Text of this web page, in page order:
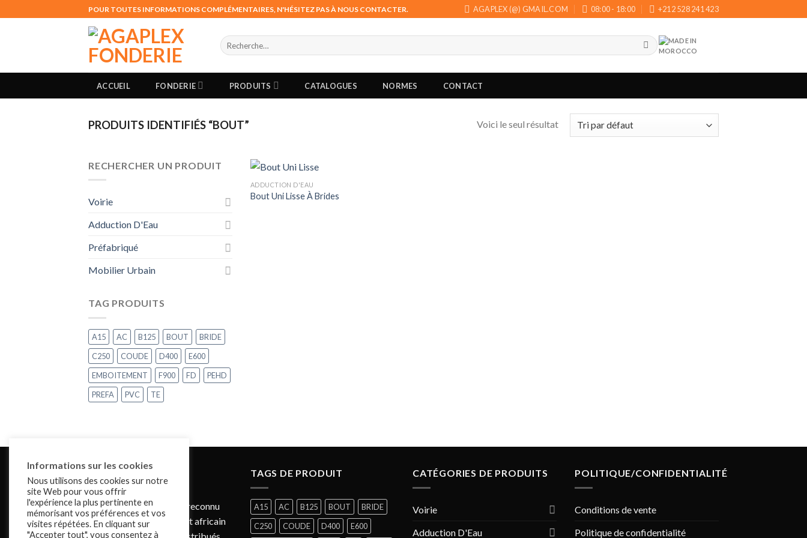
to
POUR TOUTES INFORMATIONS COMPLÉMENTAIRES, N'HÉSITEZ PAS À NOUS CONTACTER. AGAPLEX (@) GMAIL.COM 08:00 - 18:00 +212 528 241 423
Recherche
pour :
ACCUEIL FONDERIE PRODUITS CATALOGUES NORMES CONTACT
PRODUITS IDENTIFIÉS “BOUT” Voici le seul résultat
RECHERCHER UN PRODUIT
Voirie
Adduction D'Eau
Préfabriqué
Mobilier Urbain
TAG PRODUITS
A15 AC B125 BOUT
BRIDE
C250
COUDE D400
E600
EMBOITEMENT
F900 FD
PEHD
PREFA
PVC TE
ADDUCTION D'EAU
Bout Uni Lisse À Brides
À PROPOS DE NOUS
AGAPLEX est un acteur reconnu
sur le marché marocain et africain
dont les produits sont distribués
TAGS DE PRODUIT
A15 AC B125 BOUT
BRIDE
C250
COUDE D400 E600
CATÉGORIES DE PRODUITS
Voirie
Adduction D'Eau
POLITIQUE/CONFIDENTIALITÉ
Conditions de vente
Politique de confidentialité
Informations sur les cookies
Nous utilisons des cookies sur notre
site Web pour vous offrir
l'expérience la plus pertinente en
mémorisant vos préférences et vos
visites répétées. En cliquant sur
"Accepter tout", vous consentez à